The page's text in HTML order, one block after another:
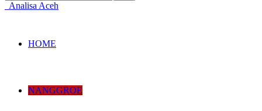
Analisa Aceh
HOME
NANGGROE